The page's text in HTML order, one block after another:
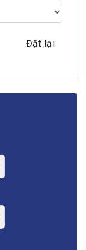
Đặt lại